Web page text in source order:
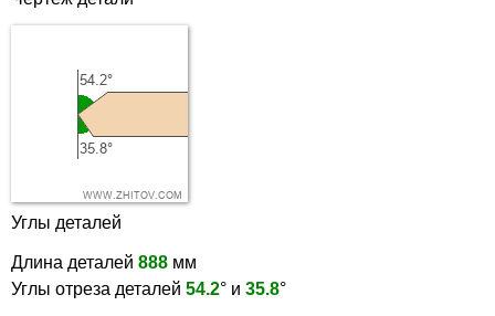
Углы деталей
Длина деталей 888 мм
Углы отреза деталей 54.2° и 35.8°